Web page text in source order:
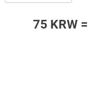
75 KRW =